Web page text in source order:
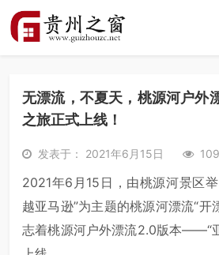
无漂流，不夏天，桃源河户外
之旅正式上线！
发表于： 2021年6月15日
2021年6月15日，由桃源河景区
越亚马逊”为主题的桃源河漂流“开
志着桃源河户外漂流2.0版本——“